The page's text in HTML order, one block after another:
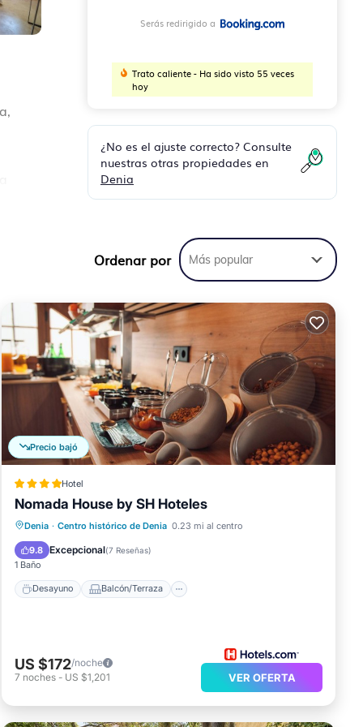
y
Serás redirigido a
Trato caliente - Ha sido visto 55 veces
hoy
¿No es el ajuste correcto? Consulte
nuestras otras propiedades en
Denia
Ordenar por Más popular
Precio bajó
Hotel
Nomada House by SH Hoteles
Denia · Centro histórico de Denia 0.23 mi al centro
9.8 Excepcional(7 Reseñas)
1 Baño
Desayuno Balcón/Terraza
Desayuno Balcón/Terraza
Cocina
Aire acondicionado
US $172/noche
7 noches - US $1,201 VER OFERTA